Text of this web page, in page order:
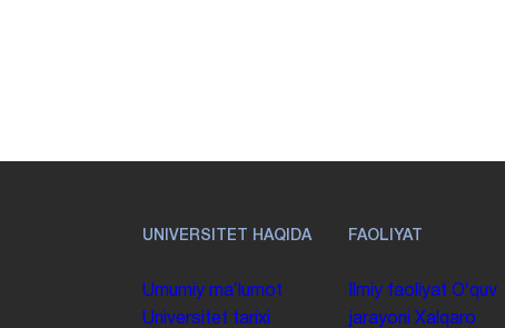
UNIVERSITET HAQIDA
Umumiy maʼlumot
Universitet tarixi
FAOLIYAT
Ilmiy faoliyat Oʻquv
jarayoni Xalqaro